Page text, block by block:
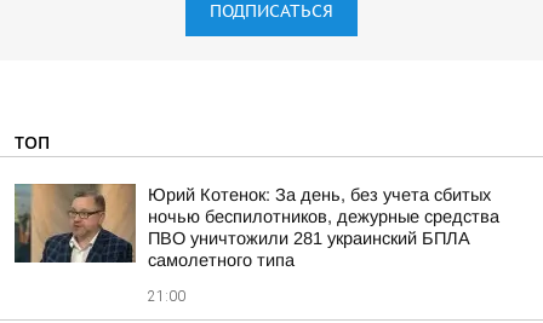
ПОДПИСАТЬСЯ
ТОП
Юрий Котенок: За день, без учета сбитых
ночью беспилотников, дежурные средства
ПВО уничтожили 281 украинский БПЛА
самолетного типа
21:00